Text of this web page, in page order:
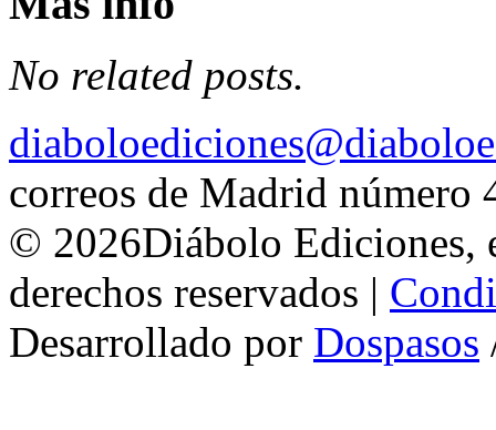
No related posts.
correos de Madrid número
© 2026Diábolo Ediciones,
derechos reservados |
Desarrollado por Dospasos